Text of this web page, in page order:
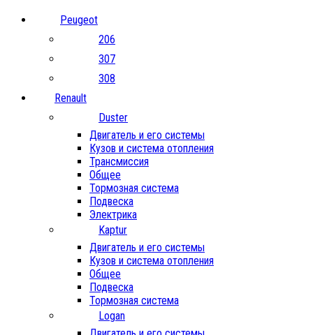
Peugeot
206
307
308
Renault
Duster
Двигатель и его системы
Кузов и система отопления
Трансмиссия
Общее
Тормозная система
Подвеска
Электрика
Kaptur
Двигатель и его системы
Кузов и система отопления
Общее
Подвеска
Тормозная система
Logan